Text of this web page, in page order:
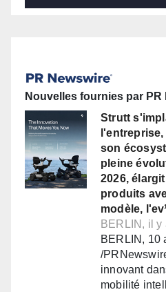
Nouvelles fournies par PR
Strutt
son
pleine
2026,
produits
modèle,
BERLIN, il y
BERLIN, 10
/
innovant
mobilité